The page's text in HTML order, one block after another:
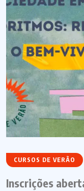
CURSOS DE VERÃO
Inscrições